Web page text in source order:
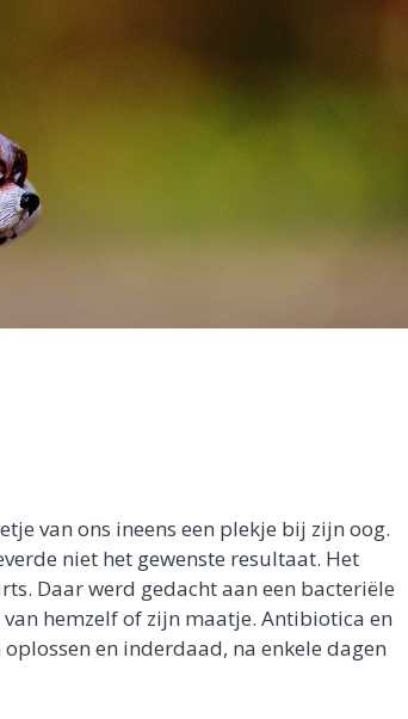
van ons ineens een plekje bij zijn oog.
niet het gewenste resultaat. Het
Daar werd gedacht aan een bacteriële
hemzelf of zijn maatje. Antibiotica en
en inderdaad, na enkele dagen